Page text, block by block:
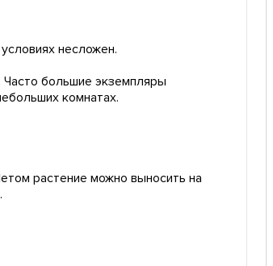
несложен.
большие экземпляры
комнатах.
растение можно выносить на